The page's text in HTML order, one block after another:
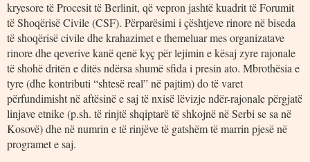
kryesore të Procesit të Berlinit, që vepron jashtë kuadrit të Forumit
të Shoqërisë Civile (CSF). Përparësimi i çështjeve rinore në biseda
të shoqërisë civile dhe krahazimet e themeluar mes organizatave
rinore dhe qeverive kanë qenë kyç për lejimin e kësaj zyre rajonale
të shohë dritën e ditës ndërsa shumë sfida i presin ato. Mbrothësia e
tyre (dhe kontributi “shtesë real” në pajtim) do të varet
përfundimisht në aftësinë e saj të nxisë lëvizje ndër-rajonale përgjatë
linjave etnike (p.sh. të rinjtë shqiptarë të shkojnë në Serbi se sa në
Kosovë) dhe në numrin e të rinjëve të gatshëm të marrin pjesë në
programet e saj.